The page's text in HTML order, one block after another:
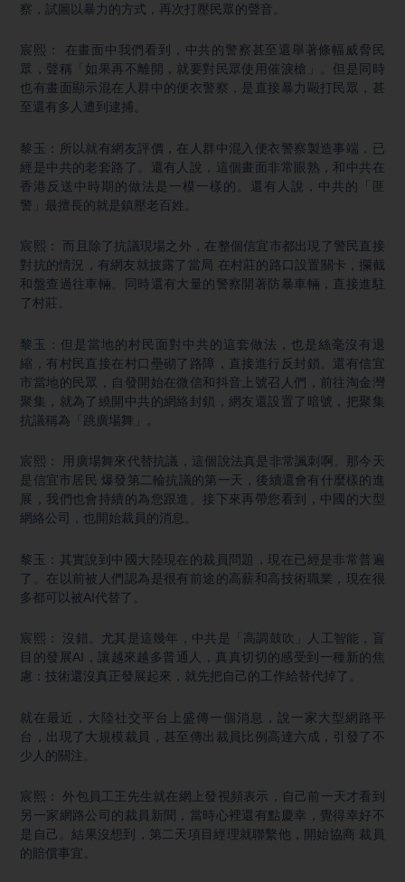
察，試圖以暴力的方式，再次打壓民眾的聲音。
宸熙： 在畫面中我們看到，中共的警察甚至還舉著條幅威脅民
眾，聲稱「如果再不離開，就要對民眾使用催淚槍」。但是同時
也有畫面顯示混在人群中的便衣警察，是直接暴力毆打民眾，甚
至還有多人遭到逮捕。
黎玉：所以就有網友評價，在人群中混入便衣警察製造事端，已
經是中共的老套路了。還有人說，這個畫面非常眼熟，和中共在
香港反送中時期的做法是一模一樣的。還有人說，中共的「匪
警」最擅長的就是鎮壓老百姓。
宸熙： 而且除了抗議現場之外，在整個信宜市都出現了警民直接
對抗的情況，有網友就披露了當局 在村莊的路口設置關卡，攔截
和盤查過往車輛。同時還有大量的警察開著防暴車輛，直接進駐
了村莊。
黎玉：但是當地的村民面對中共的這套做法，也是絲毫沒有退
縮，有村民直接在村口壘砌了路障，直接進行反封鎖。還有信宜
市當地的民眾，自發開始在微信和抖音上號召人們，前往淘金灣
聚集，就為了繞開中共的網絡封鎖，網友還設置了暗號，把聚集
抗議稱為「跳廣場舞」。
宸熙： 用廣場舞來代替抗議，這個說法真是非常諷刺啊。那今天
是信宜市居民 爆發第二輪抗議的第一天，後續還會有什麼樣的進
展，我們也會持續的為您跟進。接下來再帶您看到，中國的大型
網絡公司，也開始裁員的消息。
黎玉：其實說到中國大陸現在的裁員問題，現在已經是非常普遍
了。在以前被人們認為是很有前途的高薪和高技術職業，現在很
多都可以被AI代替了。
宸熙： 沒錯。尤其是這幾年，中共是「高調鼓吹」人工智能，盲
目的發展AI，讓越來越多普通人，真真切切的感受到一種新的焦
慮：技術還沒真正發展起來，就先把自己的工作給替代掉了。
就在最近，大陸社交平台上盛傳一個消息，說一家大型網路平
台，出現了大規模裁員，甚至傳出裁員比例高達六成，引發了不
少人的關注。
宸熙： 外包員工王先生就在網上發視頻表示，自己前一天才看到
另一家網路公司的裁員新聞，當時心裡還有點慶幸，覺得幸好不
是自己。結果沒想到，第二天項目經理就聯繫他，開始協商 裁員
的賠償事宜。